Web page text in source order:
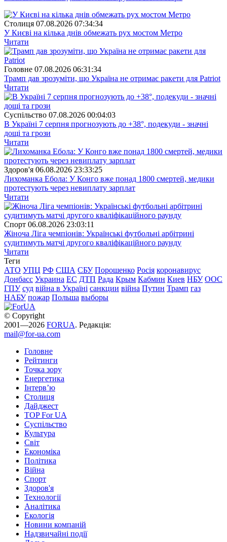
Столиця 07.08.2026 07:34:34
У Києві на кілька днів обмежать рух мостом Метро
Читати
Головне 07.08.2026 06:31:34
Трамп дав зрозуміти, що Україна не отримає ракети для Patriot
Читати
Суспiльство 07.08.2026 00:04:03
В Україні 7 серпня прогнозують до +38°, подекуди - значні
дощі та грози
Читати
Здоров'я 06.08.2026 23:33:25
Лихоманка Ебола: У Конго вже понад 1800 смертей, медики
протестують через невиплату зарплат
Читати
Спорт 06.08.2026 23:03:11
Жіноча Ліга чемпіонів: Українські футбольні арбітрині
судитимуть матчі другого кваліфікаційного раунду
Читати
Теги
АТО УПЦ РФ США СБУ Порошенко Росія коронавирус
Донбасс Украина ЕС ДТП Рада Крым Кабмин Киев НБУ ООС
ГПУ суд війна в Україні санкции війна Путин Трамп газ
НАБУ пожар Польша выборы
© Copyright
2001—2026 FORUA. Редакція:
mail@for-ua.com
Головне
Рейтинги
Точка зору
Енергетика
Інтерв’ю
Столиця
Дайджест
TOP For UA
Суспiльство
Культура
Світ
Економіка
Політика
Війна
Спорт
Здоров'я
Технології
Аналітика
Екологія
Новини компаній
Надзвичайні події